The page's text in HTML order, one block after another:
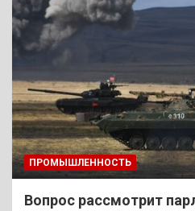
ПРОМЫШЛЕННОСТЬ
Вопрос рассмотрит